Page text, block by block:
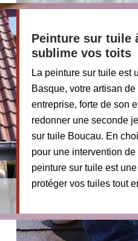
Peinture sur tuile
sublime vos toits
La peinture sur tuile est
Basque, votre artisan
entreprise, forte de son
redonner une seconde
sur tuile Boucau. En
pour une intervention
peinture sur tuile est
protéger vos tuiles tout